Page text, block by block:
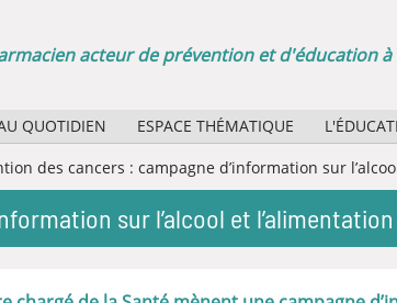
acteur de prévention et d'éducation à
QUOTIDIEN
d'affiches papier
des manifestations
santé publique : des boucles vidéo pour vos
ESPACE THÉMATIQUE
Quels
Quels
Rôle du
des cancers : campagne d’information sur
sur l’alcool et l’alimentation